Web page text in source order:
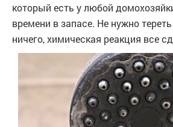
который есть у любой
времени в запасе. Не нужно
ничего, химическая реакция все